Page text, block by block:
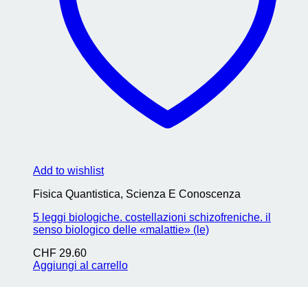
Add to wishlist
Fisica Quantistica, Scienza E Conoscenza
5 leggi biologiche. costellazioni schizofreniche. il
senso biologico delle «malattie» (le)
CHF 29.60
Aggiungi al carrello